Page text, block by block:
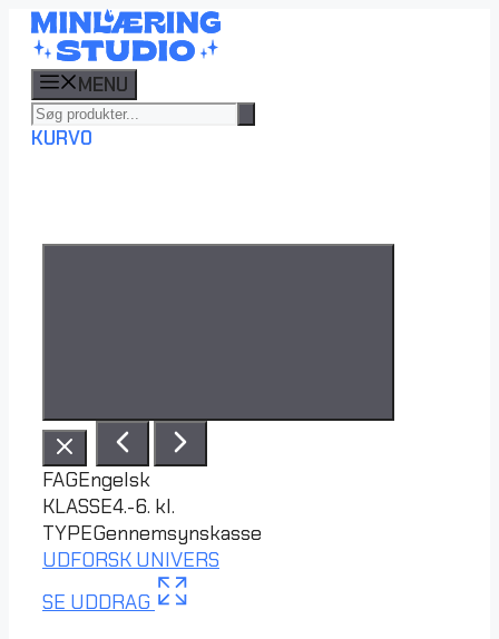
Hop
indhold MENU
KURV0
FAGEngelsk
KLASSE4.-6. kl.
TYPEGennemsynskasse
UDFORSK UNIVERS
SE UDDRAG